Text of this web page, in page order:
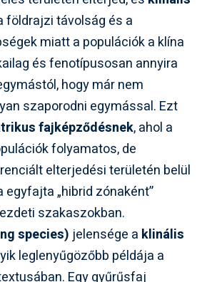
földrajzi távolság és a
miatt a populációk a klína
és fenotípusosan annyira
hogy már nem
szaporodni egymással. Ezt
fajképződésnek, ahol a
folyamatos, de
elterjedési területén belül
egyfajta „hibrid zónaként”
szakaszokban.
species) jelensége a klinális
leglenyűgözőbb példája a
Egy gyűrűsfaj